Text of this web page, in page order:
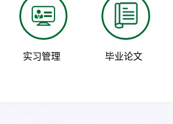
实习管理 毕业论文